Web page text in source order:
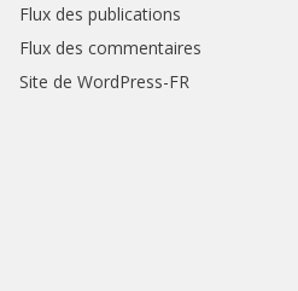
Flux des publications
Flux des commentaires
Site de WordPress-FR